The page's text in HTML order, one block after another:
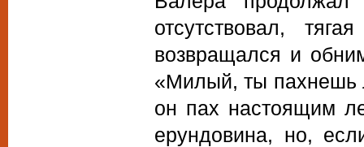
отсутствовал,
возвращался и
«Милый, ты
он пах настоящим
ерундовина, но,